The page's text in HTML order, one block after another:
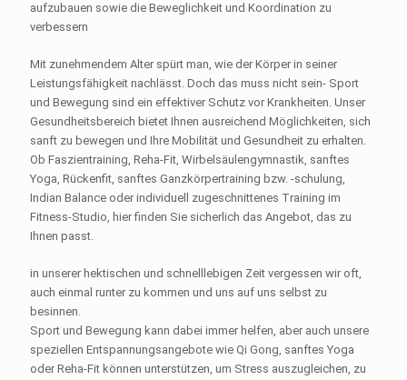
aufzubauen sowie die Beweglichkeit und Koordination zu
verbessern
Mit zunehmendem Alter spürt man, wie der Körper in seiner
Leistungsfähigkeit nachlässt. Doch das muss nicht sein- Sport
und Bewegung sind ein effektiver Schutz vor Krankheiten. Unser
Gesundheitsbereich bietet Ihnen ausreichend Möglichkeiten, sich
sanft zu bewegen und Ihre Mobilität und Gesundheit zu erhalten.
Ob Faszientraining, Reha-Fit, Wirbelsäulengymnastik, sanftes
Yoga, Rückenfit, sanftes Ganzkörpertraining bzw. -schulung,
Indian Balance oder individuell zugeschnittenes Training im
Fitness-Studio, hier finden Sie sicherlich das Angebot, das zu
Ihnen passt.
in unserer hektischen und schnelllebigen Zeit vergessen wir oft,
auch einmal runter zu kommen und uns auf uns selbst zu
besinnen.
Sport und Bewegung kann dabei immer helfen, aber auch unsere
speziellen Entspannungsangebote wie Qi Gong, sanftes Yoga
oder Reha-Fit können unterstützen, um Stress auszugleichen, zu